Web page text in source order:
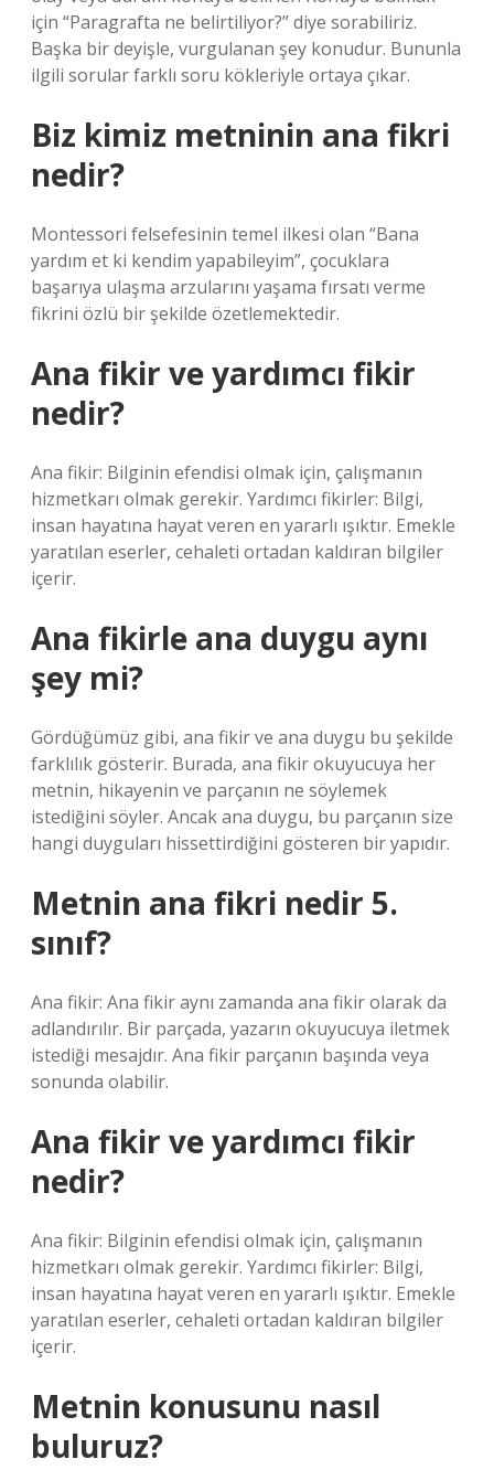
için “Paragrafta ne belirtiliyor?” diye sorabiliriz.
Başka bir deyişle, vurgulanan şey konudur. Bununla
ilgili sorular farklı soru kökleriyle ortaya çıkar.
Biz kimiz metninin ana fikri
nedir?
Montessori felsefesinin temel ilkesi olan “Bana
yardım et ki kendim yapabileyim”, çocuklara
başarıya ulaşma arzularını yaşama fırsatı verme
fikrini özlü bir şekilde özetlemektedir.
Ana fikir ve yardımcı fikir
nedir?
Ana fikir: Bilginin efendisi olmak için, çalışmanın
hizmetkarı olmak gerekir. Yardımcı fikirler: Bilgi,
insan hayatına hayat veren en yararlı ışıktır. Emekle
yaratılan eserler, cehaleti ortadan kaldıran bilgiler
içerir.
Ana fikirle ana duygu aynı
şey mi?
Gördüğümüz gibi, ana fikir ve ana duygu bu şekilde
farklılık gösterir. Burada, ana fikir okuyucuya her
metnin, hikayenin ve parçanın ne söylemek
istediğini söyler. Ancak ana duygu, bu parçanın size
hangi duyguları hissettirdiğini gösteren bir yapıdır.
Metnin ana fikri nedir 5.
sınıf?
Ana fikir: Ana fikir aynı zamanda ana fikir olarak da
adlandırılır. Bir parçada, yazarın okuyucuya iletmek
istediği mesajdır. Ana fikir parçanın başında veya
sonunda olabilir.
Ana fikir ve yardımcı fikir
nedir?
Ana fikir: Bilginin efendisi olmak için, çalışmanın
hizmetkarı olmak gerekir. Yardımcı fikirler: Bilgi,
insan hayatına hayat veren en yararlı ışıktır. Emekle
yaratılan eserler, cehaleti ortadan kaldıran bilgiler
içerir.
Metnin konusunu nasıl
buluruz?